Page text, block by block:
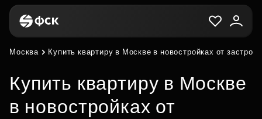
Москва Купить квартиру в Москве в новостройках от
Купить квартиру в Москве
в новостройках от